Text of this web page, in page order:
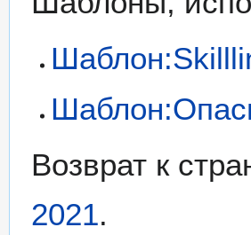
Возврат к
2021.